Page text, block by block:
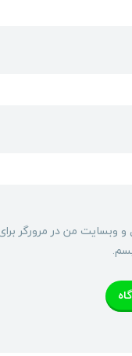
و وبسایت من در مرورگر